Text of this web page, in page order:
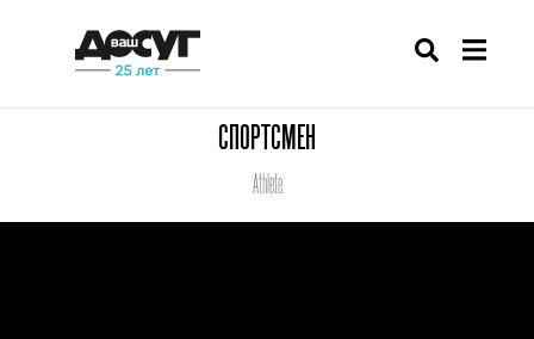
СПОРТСМЕН
Athlete